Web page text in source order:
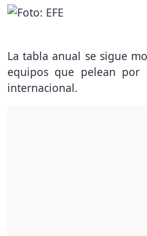
La tabla anual se sigue
equipos que pelean por
internacional.